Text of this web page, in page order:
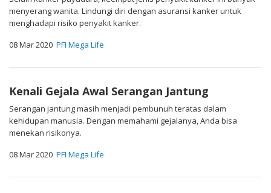
menyerang wanita. Lindungi diri dengan asuransi kanker untuk
menghadapi risiko penyakit kanker.
08 Mar 2020 PFI Mega Life
Kenali Gejala Awal Serangan Jantung
Serangan jantung masih menjadi pembunuh teratas dalam
kehidupan manusia. Dengan memahami gejalanya, Anda bisa
menekan risikonya.
08 Mar 2020 PFI Mega Life